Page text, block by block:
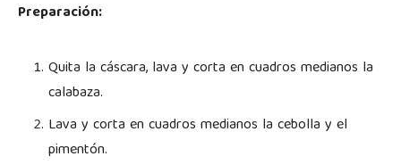
Preparación:
Quita la cáscara, lava y corta en cuadros medianos la
calabaza.
Lava y corta en cuadros medianos la cebolla y el
pimentón.